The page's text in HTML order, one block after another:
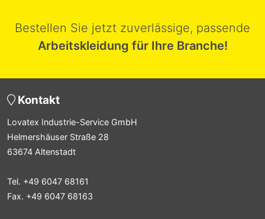
Bestellen Sie jetzt zuverlässige, passende
Arbeitskleidung für Ihre Branche!
Kontakt
Lovatex Industrie-Service GmbH
Helmershäuser Straße 28
63674 Altenstadt
Tel. +49 6047 68161
Fax. +49 6047 68163